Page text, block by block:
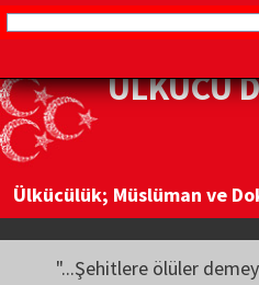
ÜLKÜCÜ
Ülkücülük; Müslüman ve
"...Şehitlere ölüler